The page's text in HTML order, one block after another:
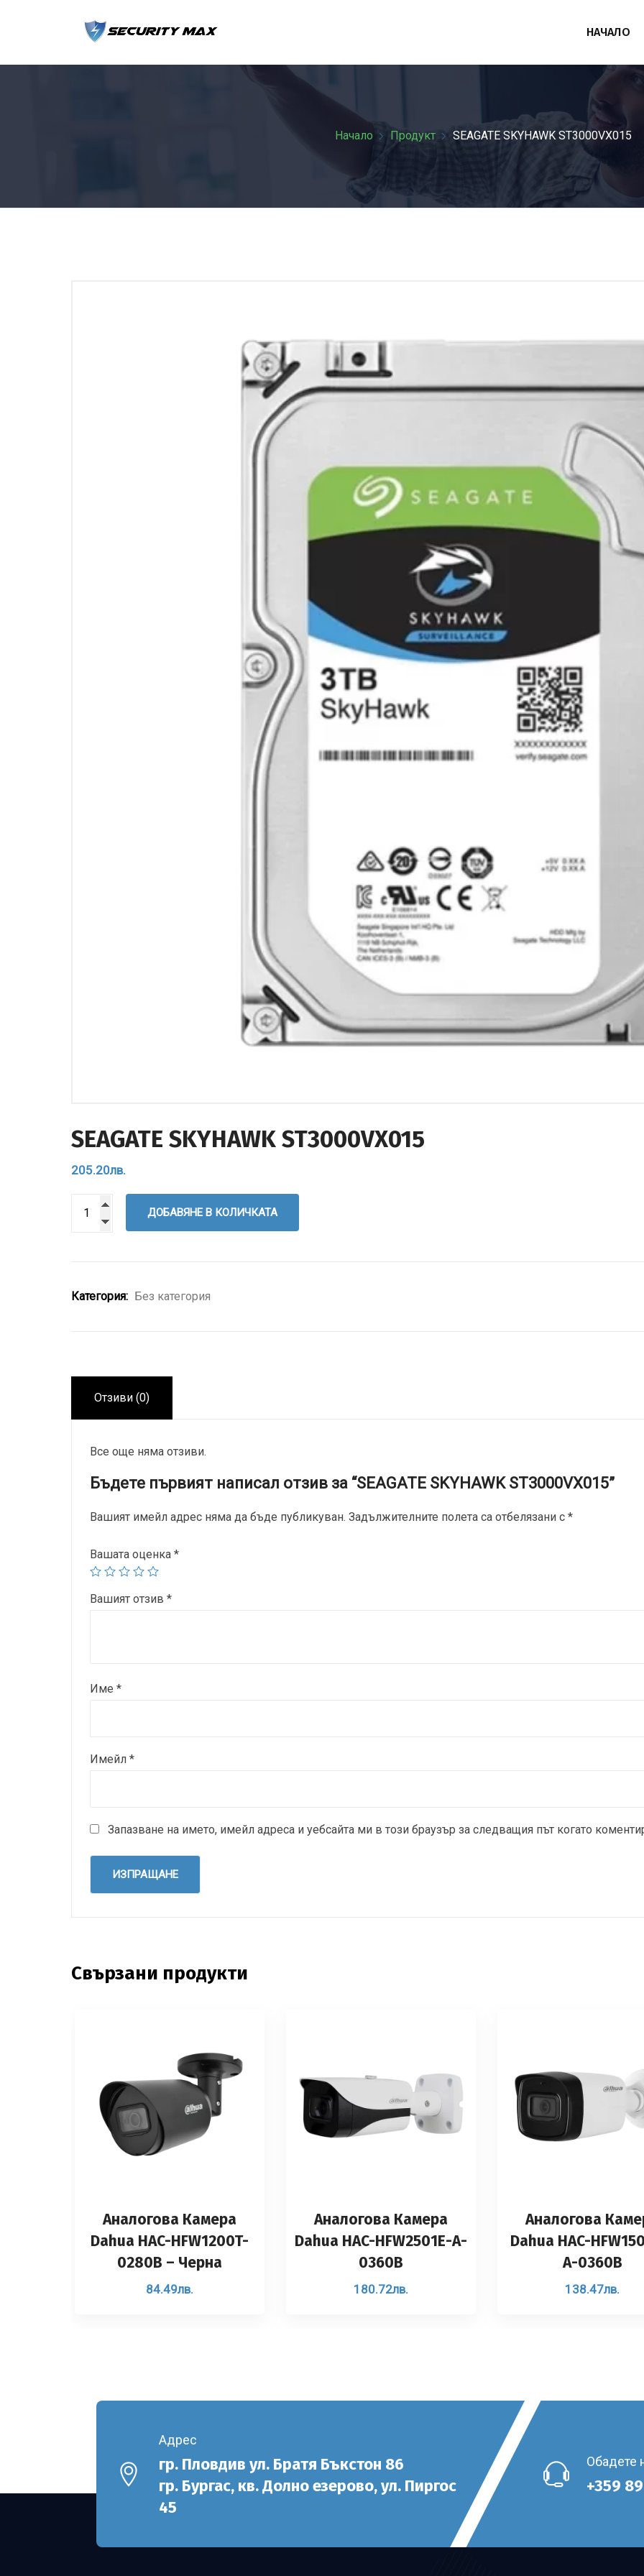
НАЧАЛО
Начало Продукт SEAGATE SKYHAWK ST3000VX015
SEAGATE SKYHAWK ST3000VX015
205.20лв.
ДОБАВЯНЕ В КОЛИЧКАТА
Категория: Без категория
Отзиви (0)
Все още няма отзиви.
Бъдете първият написал отзив за “SEAGATE SKYHAWK ST3000VX015”
Вашият имейл адрес няма да бъде публикуван. Задължителните полета са отбелязани с *
Вашата оценка *
Вашият отзив *
Име *
Имейл *
Запазване на името, имейл адреса и уебсайта ми в този браузър за следващия път когато
Свързани продукти
Аналоговa Камерa
Dahua HAC-HFW1200T-
0280B – Черна
84.49лв.
Аналоговa Камерa
Dahua HAC-HFW2501E-A-
0360B
180.72лв.
Аналоговa
Dahua HAC-
A-0360B
138.47лв.
Адрес
гр. Пловдив ул. Братя Бъкстон 86
гр. Бургас, кв. Долно езерово, ул. Пиргос
45
Обадете
+359